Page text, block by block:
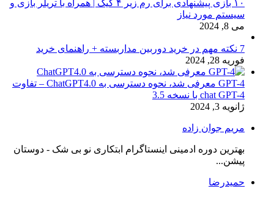
۱۰ بازی پیشنهادی برای رم زیر ۴ گیگ | همراه با تریلر بازی و
سیستم مورد نیاز
می 8, 2024
7 نکته مهم در خرید دوربین مداربسته + راهنمای خرید
فوریه 28, 2024
GPT-4 معرفی شد، نحوه دسترسی به ChatGPT4.0 – تفاوت
chat GPT-4 با نسخه 3.5
ژانویه 3, 2024
مریم جوان زاده
بهترین دوره ادمینی اینستاگرام ابتکاری نو بی شک - دوستان
پیشن...
حمیدرضا